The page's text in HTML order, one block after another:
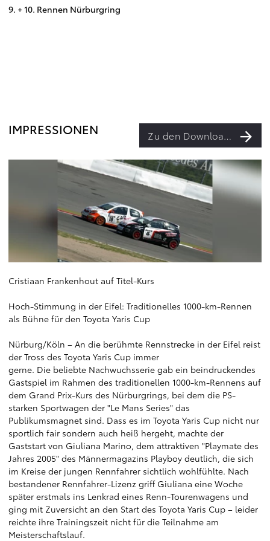
9. + 10. Rennen Nürburgring
IMPRESSIONEN Zu den Downloads
Cristiaan Frankenhout auf Titel-Kurs
Hoch-Stimmung in der Eifel: Traditionelles 1000-km-Rennen
als Bühne für den Toyota Yaris Cup
Nürburg/Köln – An die berühmte Rennstrecke in der Eifel reist
der Tross des Toyota Yaris Cup immer
gerne. Die beliebte Nachwuchsserie gab ein beindruckendes
Gastspiel im Rahmen des traditionellen 1000-km-Rennens auf
dem Grand Prix-Kurs des Nürburgrings, bei dem die PS-
starken Sportwagen der "Le Mans Series" das
Publikumsmagnet sind. Dass es im Toyota Yaris Cup nicht nur
sportlich fair sondern auch heiß hergeht, machte der
Gaststart von Giuliana Marino, dem attraktiven "Playmate des
Jahres 2005" des Männermagazins Playboy deutlich, die sich
im Kreise der jungen Rennfahrer sichtlich wohlfühlte. Nach
bestandener Rennfahrer-Lizenz griff Giuliana eine Woche
später erstmals ins Lenkrad eines Renn-Tourenwagens und
ging mit Zuversicht an den Start des Toyota Yaris Cup – leider
reichte ihre Trainingszeit nicht für die Teilnahme am
Meisterschaftslauf.